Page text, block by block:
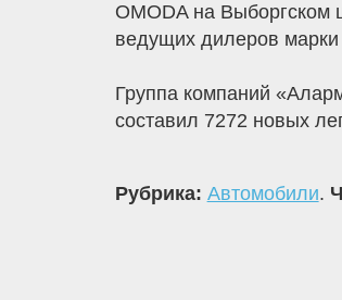
OMODA на Выборгском
ведущих дилеров марки
Группа компаний
составил 7272 новых
Рубрика: Автомобили.